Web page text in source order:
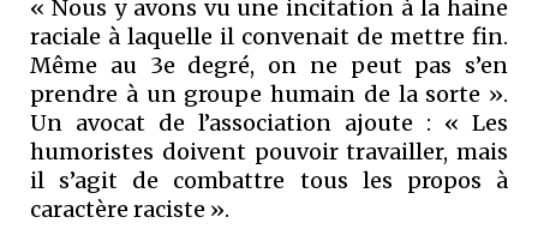
« Nous y avons vu une incitation à la haine
raciale à laquelle il convenait de mettre fin.
Même au 3e degré, on ne peut pas s’en
prendre à un groupe humain de la sorte ».
Un avocat de l’association ajoute : « Les
humoristes doivent pouvoir travailler, mais
il s’agit de combattre tous les propos à
caractère raciste ».